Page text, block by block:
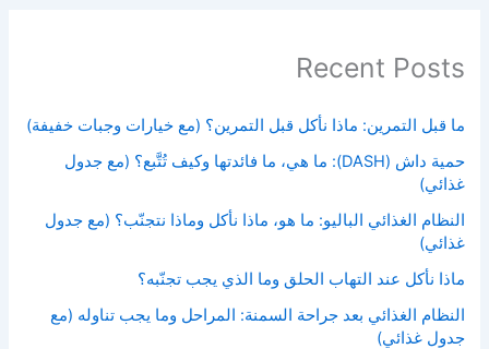
Recent Posts
ما قبل التمرين: ماذا نأكل قبل التمرين؟ (مع خيارات وجبات خفيفة)
حمية داش (DASH): ما هي، ما فائدتها وكيف تُتَّبع؟ (مع جدول
غذائي)
النظام الغذائي الباليو: ما هو، ماذا نأكل وماذا نتجنّب؟ (مع جدول
غذائي)
ماذا نأكل عند التهاب الحلق وما الذي يجب تجنّبه؟
النظام الغذائي بعد جراحة السمنة: المراحل وما يجب تناوله (مع
جدول غذائي)